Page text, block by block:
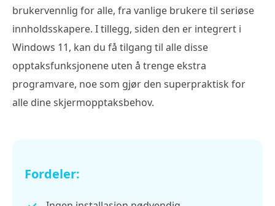
brukervennlig for alle, fra vanlige brukere til seriøse
innholdsskapere. I tillegg, siden den er integrert i
Windows 11, kan du få tilgang til alle disse
opptaksfunksjonene uten å trenge ekstra
programvare, noe som gjør den superpraktisk for
alle dine skjermopptaksbehov.
Fordeler: